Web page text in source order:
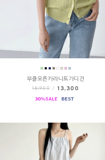
부클오픈카라니트가디건
18,900 / 13,300